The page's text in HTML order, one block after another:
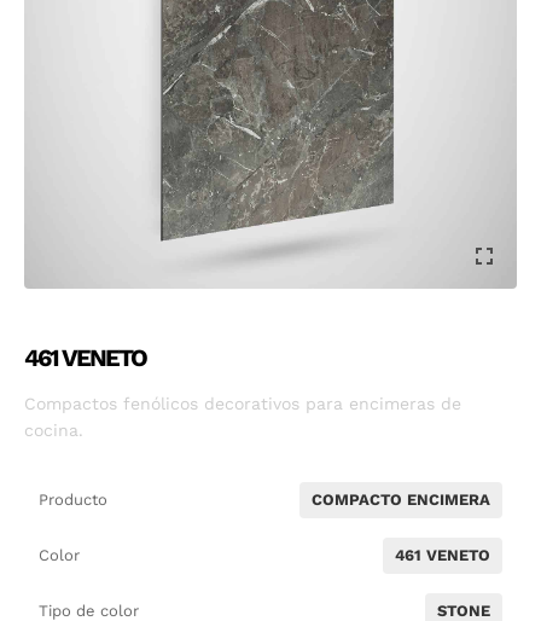
461 VENETO
Compactos fenólicos decorativos para encimeras de
cocina.
Producto COMPACTO ENCIMERA
Color 461 VENETO
Tipo de color STONE